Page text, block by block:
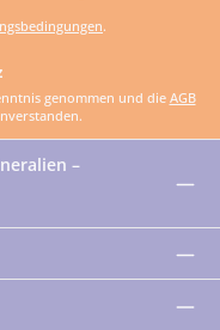
.
genommen und die AGB
–